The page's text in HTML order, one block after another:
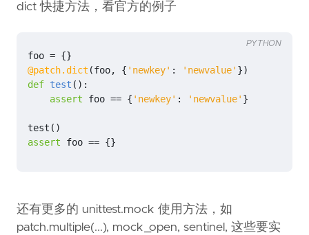
dict 快捷方法，看官方的例子
foo = {}
@patch.dict (foo, { 'newkey' : 'newvalue' })
def test ():
assert
foo == { 'newkey' : 'newvalue' }
test ()
assert
foo == {}
PYTHON
还有更多的 unittest.mock 使用方法，如
patch.multiple(...), mock_open, sentinel, 这些要实